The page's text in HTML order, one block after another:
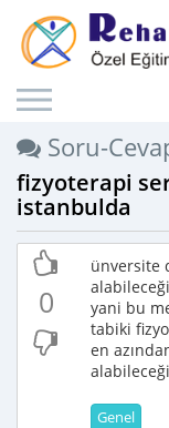
Soru-
fizyoterapi
istanbulda
0
ünversite
yani bu
tabiki
en
Genel